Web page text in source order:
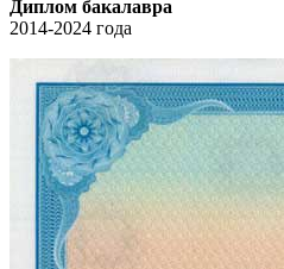
Диплом бакалавра
2014-2024 года